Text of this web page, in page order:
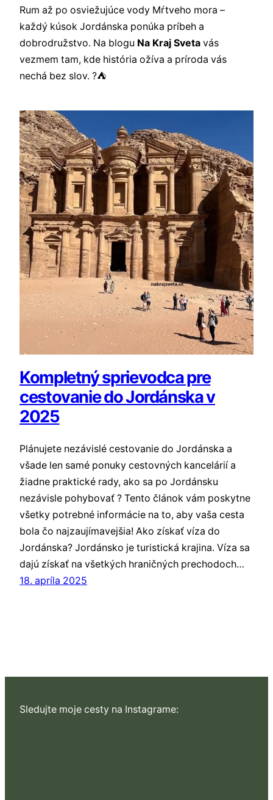
Rum až po osviežujúce vody Mŕtveho mora –
každý kúsok Jordánska ponúka príbeh a
dobrodružstvo. Na blogu Na Kraj Sveta vás
vezmem tam, kde história ožíva a príroda vás
nechá bez slov. ?️⛺
Kompletný sprievodca pre
cestovanie do Jordánska v
2025
Plánujete nezávislé cestovanie do Jordánska a
všade len samé ponuky cestovných kancelárií a
žiadne praktické rady, ako sa po Jordánsku
nezávisle pohybovať ? Tento článok vám poskytne
všetky potrebné informácie na to, aby vaša cesta
bola čo najzaujímavejšia! Ako získať víza do
Jordánska? Jordánsko je turistická krajina. Víza sa
dajú získať na všetkých hraničných prechodoch…
18. apríla 2025
Sledujte moje cesty na Instagrame: